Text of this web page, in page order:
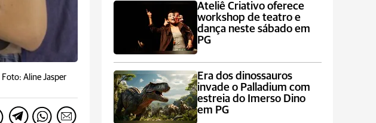
Foto: Aline Jasper
Ateliê Criativo oferece
workshop de teatro e
dança neste sábado em
PG
Era dos dinossauros
invade o Palladium com
estreia do Imerso Dino
em PG